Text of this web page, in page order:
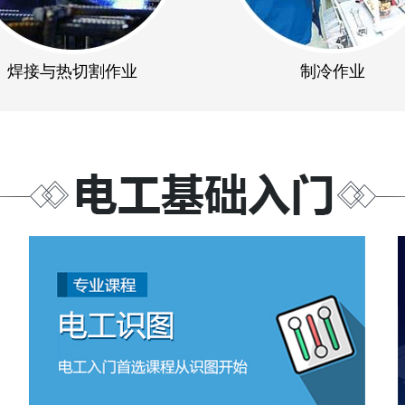
焊接与热切割作业 制冷作业